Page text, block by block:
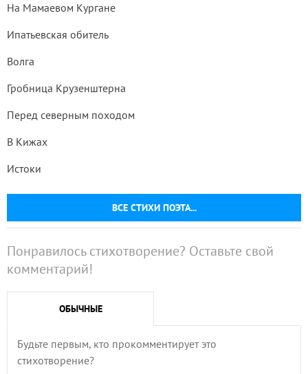
ВСЕ СТИХИ ПОЭТА...
На Мамаевом Кургане
Ипатьевская обитель
Волга
Гробница Крузенштерна
Перед северным походом
В Кижах
Истоки
Понравилось стихотворение? Оставьте свой
комментарий!
ОБЫЧНЫЕ
Будьте первым, кто прокомментирует это
стихотворение?